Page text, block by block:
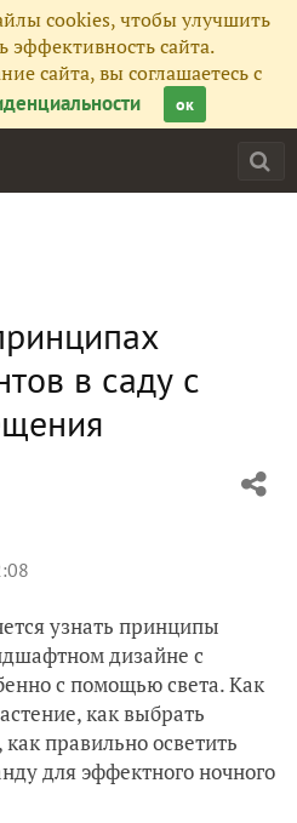
cookies, чтобы улучшить
эффективность сайта.
сайта, вы соглашаетесь с
ок
в саду с
узнать принципы
дизайне с
с помощью света. Как
как выбрать
правильно осветить
для эффектного ночного